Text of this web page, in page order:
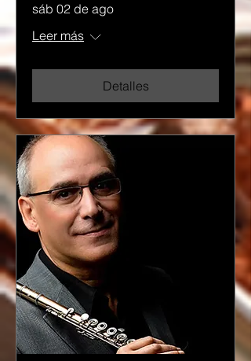
sáb 02 de ago
Leer más
Detalles